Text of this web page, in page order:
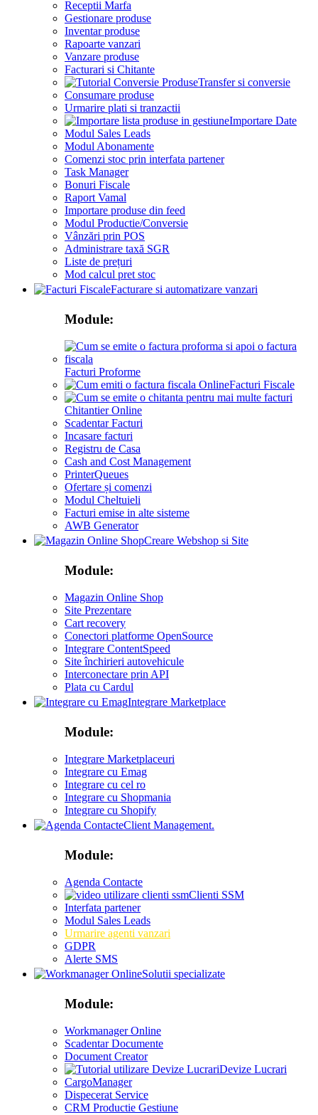
Receptii Marfa
Gestionare produse
Inventar produse
Rapoarte vanzari
Vanzare produse
Facturari si Chitante
Transfer si conversie
Consumare produse
Urmarire plati si tranzactii
Importare Date
Modul Sales Leads
Modul Abonamente
Comenzi stoc prin interfata partener
Task Manager
Bonuri Fiscale
Raport Vamal
Importare produse din feed
Modul Productie/Conversie
Vânzări prin POS
Administrare taxă SGR
Liste de prețuri
Mod calcul pret stoc
Facturare si automatizare vanzari
Module:
Facturi Proforme
Facturi Fiscale
Chitantier Online
Scadentar Facturi
Incasare facturi
Registru de Casa
Cash and Cost Management
PrinterQueues
Ofertare și comenzi
Modul Cheltuieli
Facturi emise in alte sisteme
AWB Generator
Creare Webshop si Site
Module:
Magazin Online Shop
Site Prezentare
Cart recovery
Conectori platforme OpenSource
Integrare ContentSpeed
Site închirieri autovehicule
Interconectare prin API
Plata cu Cardul
Integrare Marketplace
Module:
Integrare Marketplaceuri
Integrare cu Emag
Integrare cu cel ro
Integrare cu Shopmania
Integrare cu Shopify
Client Management.
Module:
Agenda Contacte
Clienti SSM
Interfata partener
Modul Sales Leads
Urmarire agenti vanzari
GDPR
Alerte SMS
Solutii specializate
Module:
Workmanager Online
Scadentar Documente
Document Creator
Devize Lucrari
CargoManager
Dispecerat Service
CRM Productie Gestiune